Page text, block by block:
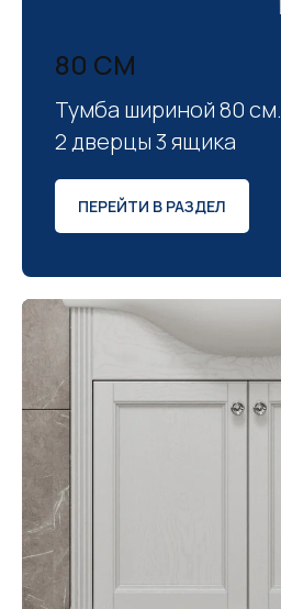
80 СМ
Тумба шириной 80 см.
2 дверцы 3 ящика
ПЕРЕЙТИ В РАЗДЕЛ